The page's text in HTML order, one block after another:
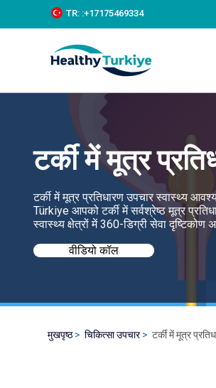
k
c
TR: :+‪17175469334‬
टर्की में मूत्र
टर्की में मूत्र प्रतिधारण उपचार स्वास्थ्य
Türkiye आपको टर्की में सर्वश्रेष्ठ मूत्र
स्वास्थ्य क्षेत्रों में 360-डिग्री सेवा दृष्टिकोण
वीडियो कॉल
मुखपृष्ठ चिकित्सा उपचार टर्की में मूत्र